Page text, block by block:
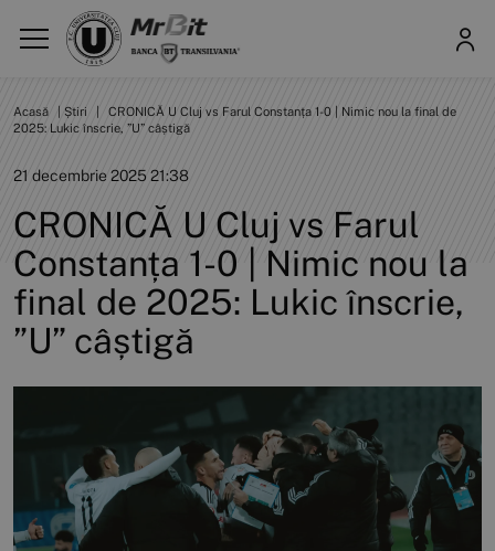
Acasă Știri
CRONICĂ U Cluj vs Farul Constanța 1-0 | Nimic nou la final de
2025: Lukic înscrie, ”U” câștigă
21 decembrie 2025 21:38
CRONICĂ U Cluj vs Farul
Constanța 1-0 | Nimic nou la
final de 2025: Lukic înscrie,
”U” câștigă